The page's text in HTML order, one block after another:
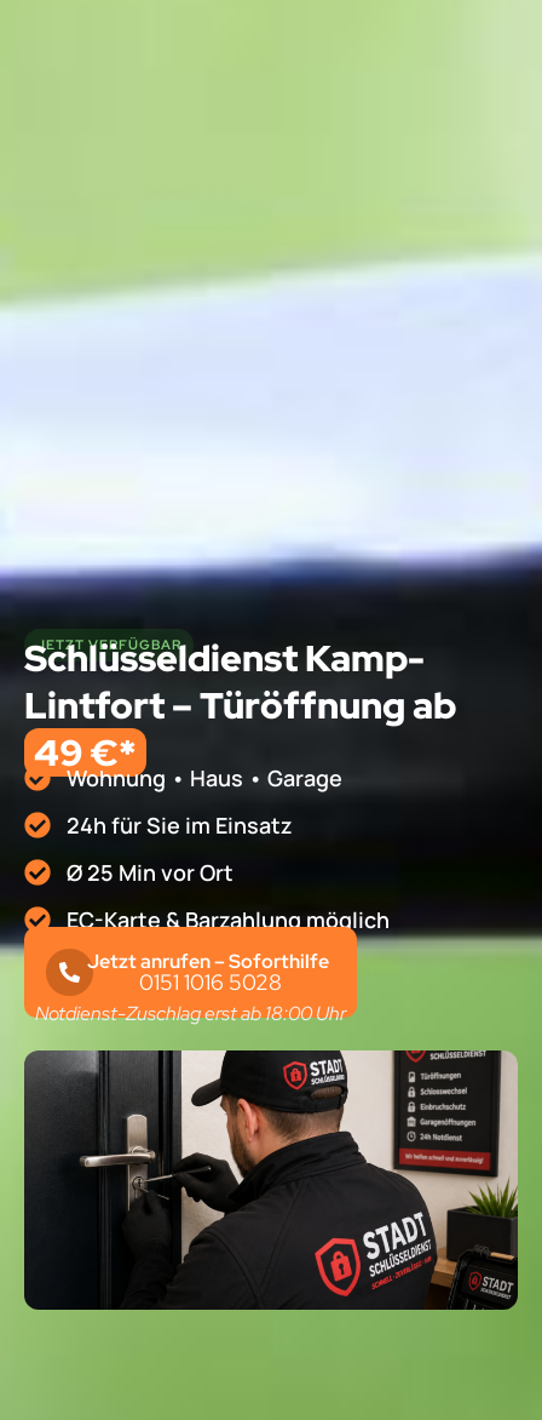
JETZT VERFÜGBAR
Schlüsseldienst Kamp-
Lintfort – Türöffnung ab
49 €*
Wohnung • Haus • Garage
24h für Sie im Einsatz
Ø 25 Min vor Ort
EC-Karte & Barzahlung möglich
Jetzt anrufen – Soforthilfe
0151 1016 5028
Notdienst-Zuschlag erst ab 18:00 Uhr